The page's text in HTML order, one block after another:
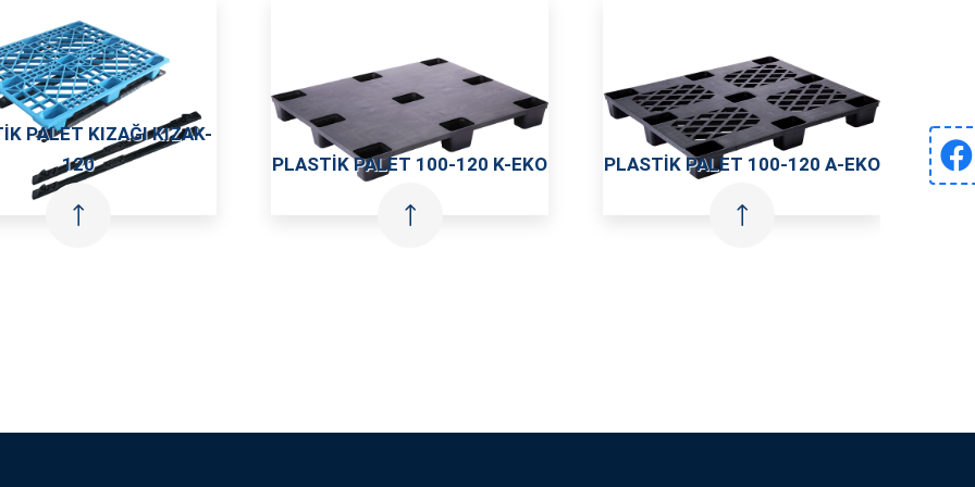
PALET 100-120 K-EKO PLASTIK PALET 100-120 A-EKO
100X120 A ÜSTÜ DELIKLI
PLASTIK PALET